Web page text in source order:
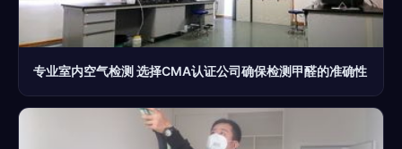
专业室内空气检测 选择CMA认证公司确保检测甲醛的准确性